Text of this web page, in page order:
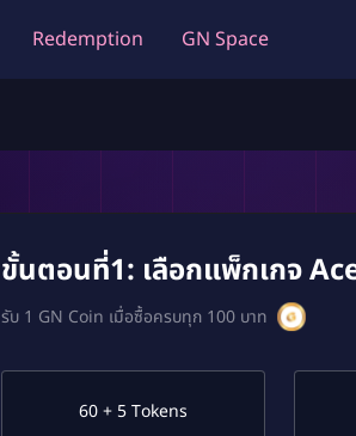
Redemption GN Space
ขั้นตอนที่1: เลือกแพ็กเกจ
รับ 1 GN Coin เมื่อซื้อครบทุก 100 บาท
60 + 5 Tokens